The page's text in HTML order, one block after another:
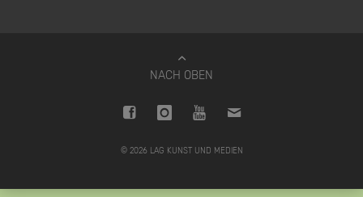
NACH OBEN
© 2026 LAG KUNST UND MEDIEN